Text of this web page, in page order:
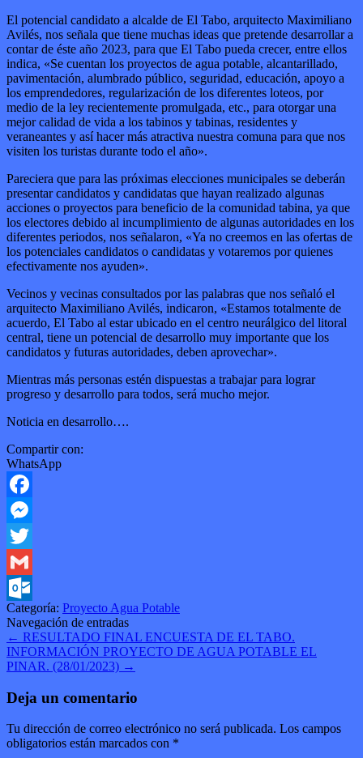
El potencial candidato a alcalde de El Tabo, arquitecto Maximiliano
Avilés, nos señala que tiene muchas ideas que pretende desarrollar a
contar de éste año 2023, para que El Tabo pueda crecer, entre ellos
indica, «Se cuentan los proyectos de agua potable, alcantarillado,
pavimentación, alumbrado público, seguridad, educación, apoyo a
los emprendedores, regularización de los diferentes loteos, por
medio de la ley recientemente promulgada, etc., para otorgar una
mejor calidad de vida a los tabinos y tabinas, residentes y
veraneantes y así hacer más atractiva nuestra comuna para que nos
visiten los turistas durante todo el año».
Pareciera que para las próximas elecciones municipales se deberán
presentar candidatos y candidatas que hayan realizado algunas
acciones o proyectos para beneficio de la comunidad tabina, ya que
los electores debido al incumplimiento de algunas autoridades en los
diferentes periodos, nos señalaron, «Ya no creemos en las ofertas de
los potenciales candidatos o candidatas y votaremos por quienes
efectivamente nos ayuden».
Vecinos y vecinas consultados por las palabras que nos señaló el
arquitecto Maximiliano Avilés, indicaron, «Estamos totalmente de
acuerdo, El Tabo al estar ubicado en el centro neurálgico del litoral
central, tiene un potencial de desarrollo muy importante que los
candidatos y futuras autoridades, deben aprovechar».
Mientras más personas estén dispuestas a trabajar para lograr
progreso y desarrollo para todos, será mucho mejor.
Noticia en desarrollo….
Compartir con:
WhatsApp
Facebook
Messenger
Twitter
Gmail
Outlook.com
Categoría: Proyecto Agua Potable
Navegación de entradas
← RESULTADO FINAL ENCUESTA DE EL TABO.
INFORMACIÓN PROYECTO DE AGUA POTABLE EL
PINAR. (28/01/2023) →
Deja un comentario
Tu dirección de correo electrónico no será publicada. Los campos
obligatorios están marcados con *